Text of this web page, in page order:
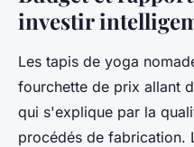
investir
Les tapis de yoga
fourchette de prix allant
qui s'explique par la
procédés de fabrication.